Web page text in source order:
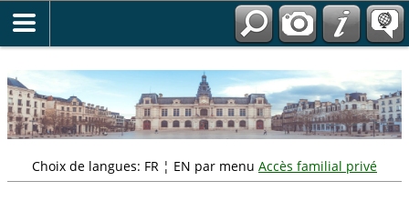
" />
Choix de langues: FR ¦ EN par menu Accès familial privé